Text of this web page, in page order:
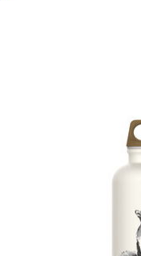
Järvi. In der